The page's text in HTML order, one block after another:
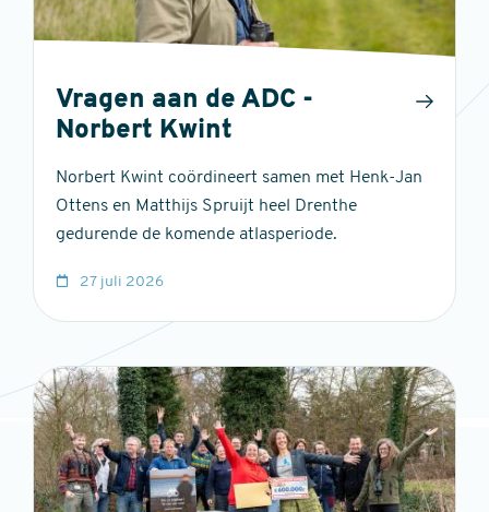
Vragen aan de ADC -
Norbert Kwint
Norbert Kwint coördineert samen met Henk-Jan
Ottens en Matthijs Spruijt heel Drenthe
gedurende de komende atlasperiode.
27 juli 2026